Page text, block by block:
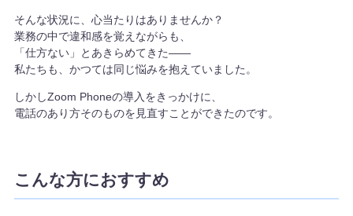
そんな状況に、心当たりはありませんか？
業務の中で違和感を覚えながらも、
「仕方ない」とあきらめてきた——
私たちも、かつては同じ悩みを抱えていました。
しかしZoom Phoneの導入をきっかけに、
電話のあり方そのものを見直すことができたのです。
こんな方におすすめ